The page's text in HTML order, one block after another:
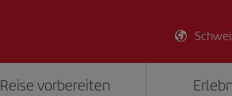
Reise vorbereiten